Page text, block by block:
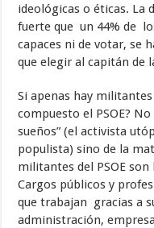
ideológicas o éticas. La
fuerte que un 44% de
capaces ni de votar, se
que elegir al capitán de
Si apenas hay
compuesto el PSOE?
sueños” (el activista
populista) sino de la
militantes del PSOE
Cargos públicos y
que trabajan gracias a
administración,